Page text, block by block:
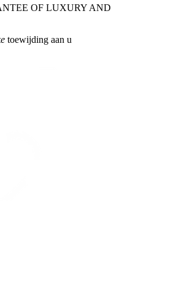
OF LUXURY AND
toewijding aan u